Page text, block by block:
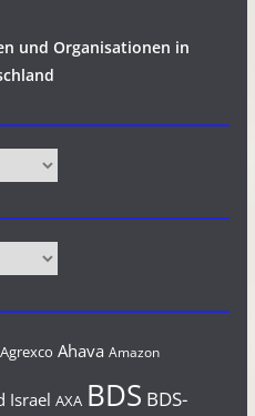
und Organisationen in
Agrexco Ahava Amazon
Israel AXA BDS BDS-